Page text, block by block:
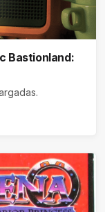
Bastionland: